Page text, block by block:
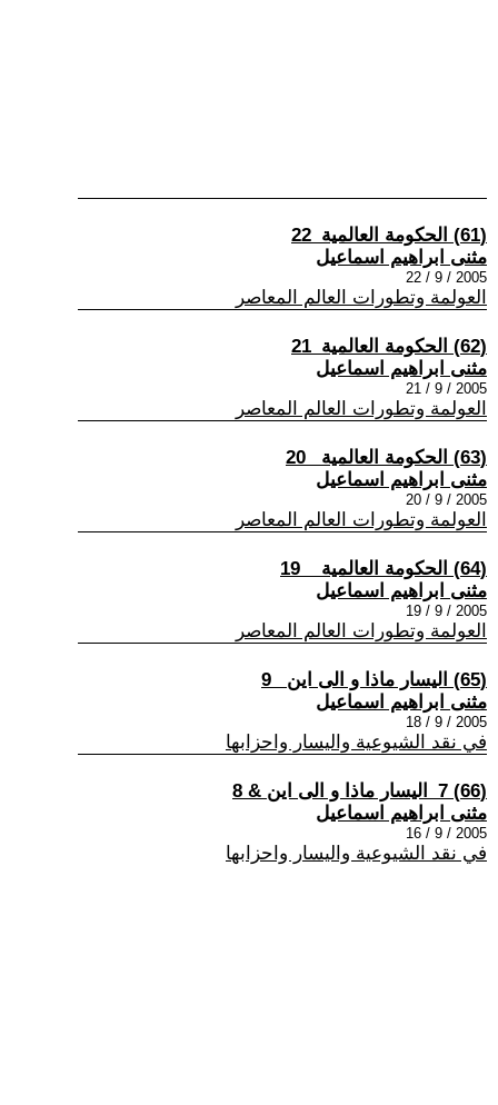
(61) الحكومة العالمية_22
مثنى ابراهيم اسماعيل
2005 / 9 / 22
العولمة وتطورات العالم المعاصر
(62) الحكومة العالمية_21
مثنى ابراهيم اسماعيل
2005 / 9 / 21
العولمة وتطورات العالم المعاصر
(63) الحكومة العالمية _20
مثنى ابراهيم اسماعيل
2005 / 9 / 20
العولمة وتطورات العالم المعاصر
(64) الحكومة العالمية _ 19
مثنى ابراهيم اسماعيل
2005 / 9 / 19
العولمة وتطورات العالم المعاصر
(65) اليسار ماذا و الى اين _9
مثنى ابراهيم اسماعيل
2005 / 9 / 18
في نقد الشيوعية واليسار واحزابها
(66) 7_اليسار ماذا و الى اين & 8
مثنى ابراهيم اسماعيل
2005 / 9 / 16
في نقد الشيوعية واليسار واحزابها